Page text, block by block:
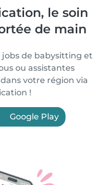
le soin
de main
de babysitting et
ou assistantes
votre région via
!
Google Play